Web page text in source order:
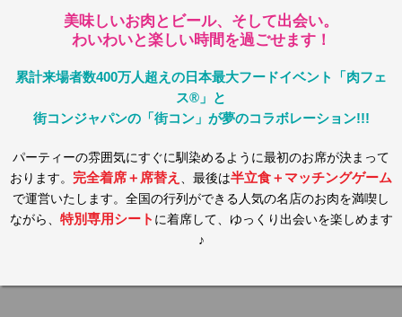
美味しいお肉とビール、そして出会い。
わいわいと楽しい時間を過ごせます！
累計来場者数400万人超えの日本最大フードイベント「肉フェ
ス®」と
街コンジャパンの「街コン」が夢のコラボレーション!!!
パーティーの雰囲気にすぐに馴染めるように最初のお席が決まって
おります。 完全着席＋席替え 、最後は半立食＋マッチングゲーム
で運営いたします。全国の行列ができる人気の名店のお肉を満喫し
ながら、 特別専用シート に着席して、ゆっくり出会いを楽しめます
♪